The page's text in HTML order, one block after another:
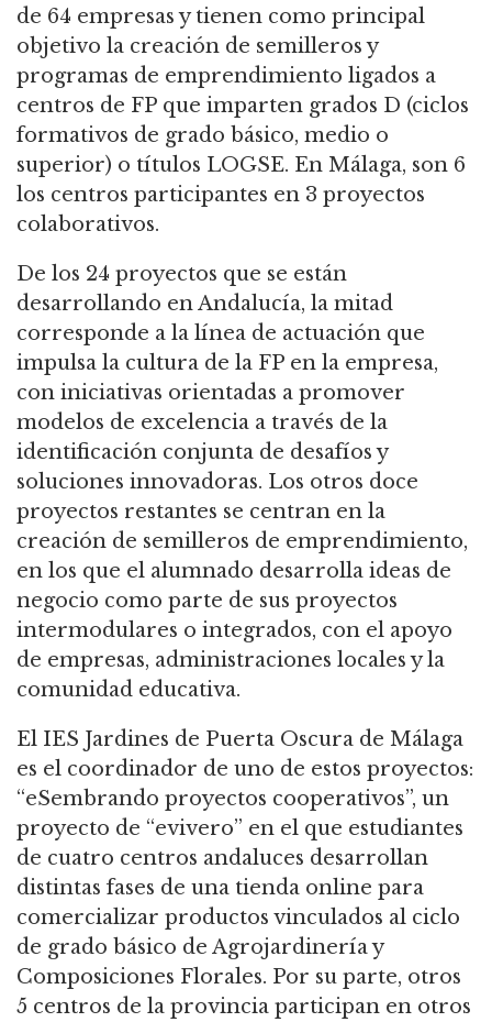
de 64 empresas y tienen como principal
objetivo la creación de semilleros y
programas de emprendimiento ligados a
centros de FP que imparten grados D (ciclos
formativos de grado básico, medio o
superior) o títulos LOGSE. En Málaga, son 6
los centros participantes en 3 proyectos
colaborativos.
De los 24 proyectos que se están
desarrollando en Andalucía, la mitad
corresponde a la línea de actuación que
impulsa la cultura de la FP en la empresa,
con iniciativas orientadas a promover
modelos de excelencia a través de la
identificación conjunta de desafíos y
soluciones innovadoras. Los otros doce
proyectos restantes se centran en la
creación de semilleros de emprendimiento,
en los que el alumnado desarrolla ideas de
negocio como parte de sus proyectos
intermodulares o integrados, con el apoyo
de empresas, administraciones locales y la
comunidad educativa.
El IES Jardines de Puerta Oscura de Málaga
es el coordinador de uno de estos proyectos:
“eSembrando proyectos cooperativos”, un
proyecto de “evivero” en el que estudiantes
de cuatro centros andaluces desarrollan
distintas fases de una tienda online para
comercializar productos vinculados al ciclo
de grado básico de Agrojardinería y
Composiciones Florales. Por su parte, otros
5 centros de la provincia participan en otros